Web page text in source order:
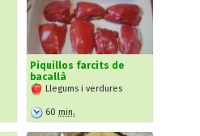
Piquillos farcits de
bacallà
Llegums i verdures
60 min.